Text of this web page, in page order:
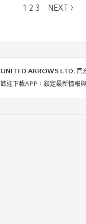
1 2 3 NEXT
UNITED ARROWS LTD. 官
歡迎下載APP，鎖定最新情報